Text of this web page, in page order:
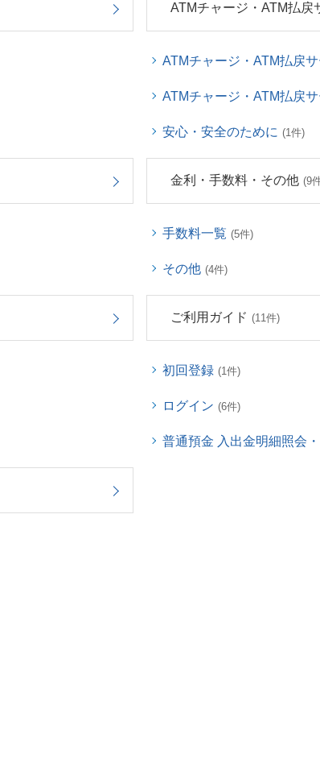
ATMチャージ・ATM払戻
ATMチャージ・ATM払戻
ATMチャージ・ATM払戻
安心・安全のために (1件)
金利・手数料・その他 (9
手数料一覧 (5件)
その他 (4件)
ご利用ガイド (11件)
初回登録 (1件)
ログイン (6件)
普通預金 入出金明細照会